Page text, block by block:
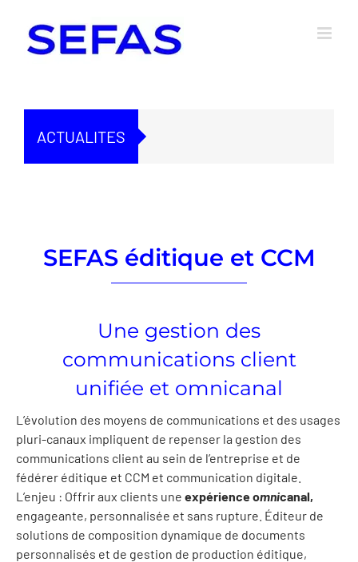
contenu
ACTUALITES
SEFAS éditique et CCM
Une gestion des
communications client
unifiée et omnicanal
L’évolution des moyens de communications et des usages
pluri-canaux impliquent de repenser la gestion des
communications client au sein de l’entreprise et de
fédérer éditique et CCM et communication digitale.
L’enjeu : Offrir aux clients une expérience omnicanal,
engageante, personnalisée et sans rupture. Éditeur de
solutions de composition dynamique de documents
personnalisés et de gestion de production éditique,